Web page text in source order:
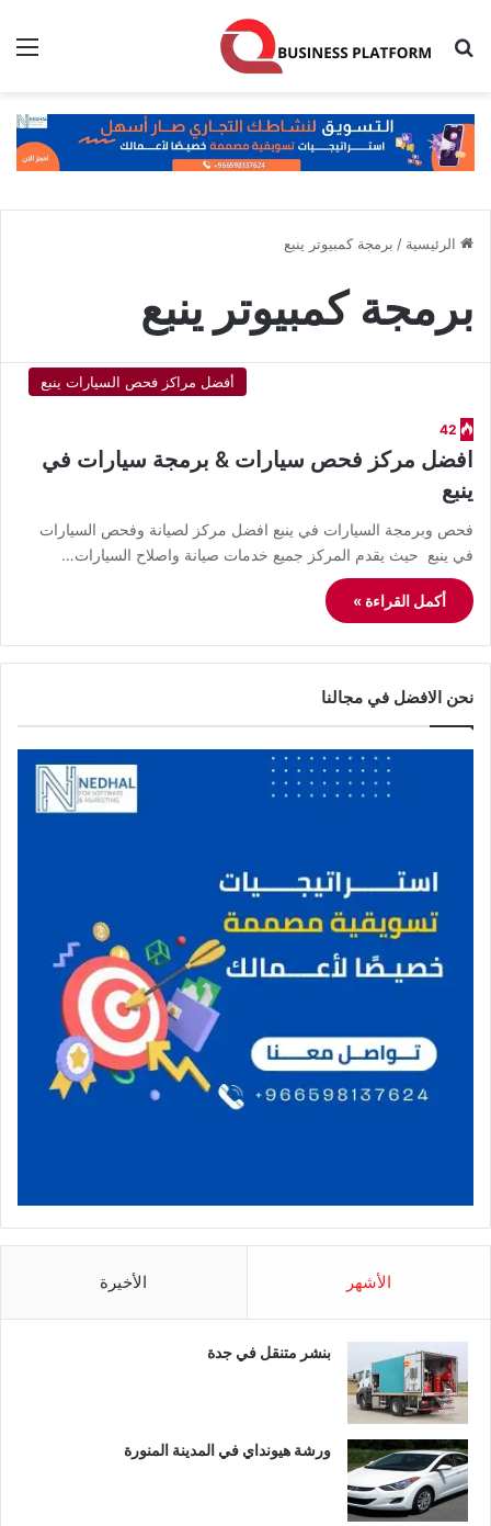
بحث عن
الرئيسية / برمجة كمبيوتر ينبع
برمجة كمبيوتر ينبع
أفضل مراكز فحص السيارات ينبع
42
افضل مركز فحص سيارات & برمجة سيارات في
ينبع
فحص وبرمجة السيارات في ينبع افضل مركز لصيانة وفحص السيارات
في ينبع حيث يقدم المركز جميع خدمات صيانة واصلاح السيارات…
أكمل القراءة »
نحن الافضل في مجالنا
الأشهر الأخيرة
بنشر متنقل في جدة
ورشة هيونداي في المدينة المنورة